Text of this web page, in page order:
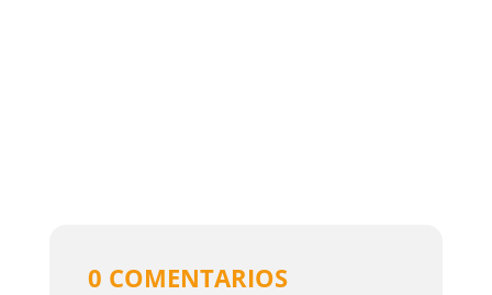
0 COMENTARIOS